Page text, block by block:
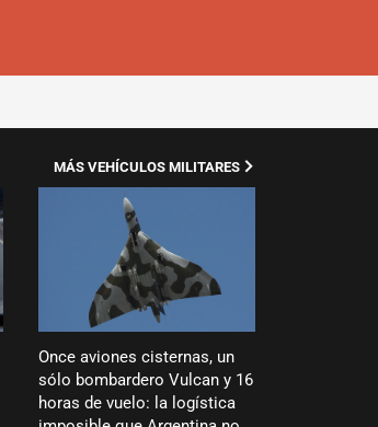
Once aviones cisternas, un
sólo bombardero Vulcan y 16
horas de vuelo: la logística
MÁS VEHÍCULOS MILITARES